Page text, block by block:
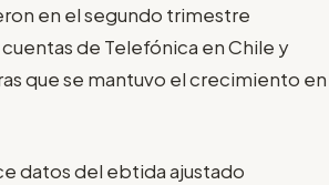
en el segundo trimestre
de Telefónica en Chile y
que se mantuvo el crecimiento en
datos del ebtida ajustado